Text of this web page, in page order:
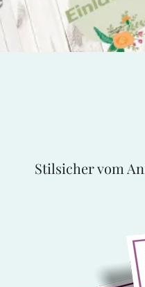
Stilsicher vom